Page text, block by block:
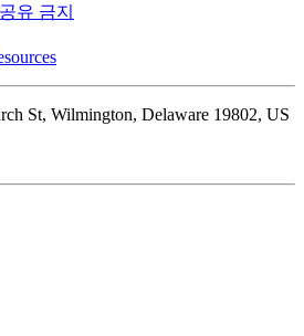
유 금지
St, Wilmington, Delaware 19802, US